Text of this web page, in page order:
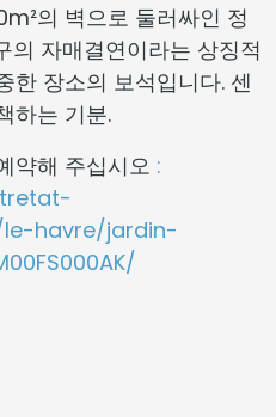
의 벽으로 둘러싸인 정
의 자매결연이라는 상징적
한 장소의 보석입니다. 센
하는 기분.
약해 주십시오 :
havre/jardin-